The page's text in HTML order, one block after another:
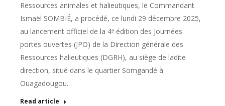
Ressources animales et halieutiques, le Commandant
Ismaël SOMBIÉ, a procédé, ce lundi 29 décembre 2025,
au lancement officiel de la 4ᵉ édition des Journées
portes ouvertes (JPO) de la Direction générale des
Ressources halieutiques (DGRH), au siège de ladite
direction, situé dans le quartier Somgandé à
Ouagadougou.
Read article